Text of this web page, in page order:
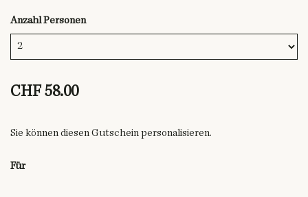
Anzahl Personen
CHF 58.00
Sie können diesen Gutschein personalisieren.
Für